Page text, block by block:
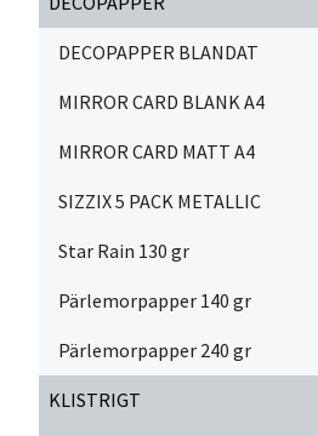
DECOPAPPER BLANDAT
MIRROR CARD BLANK A4
MIRROR CARD MATT A4
SIZZIX 5 PACK METALLIC
Star Rain 130 gr
Pärlemorpapper 140 gr
Pärlemorpapper 240 gr
KLISTRIGT